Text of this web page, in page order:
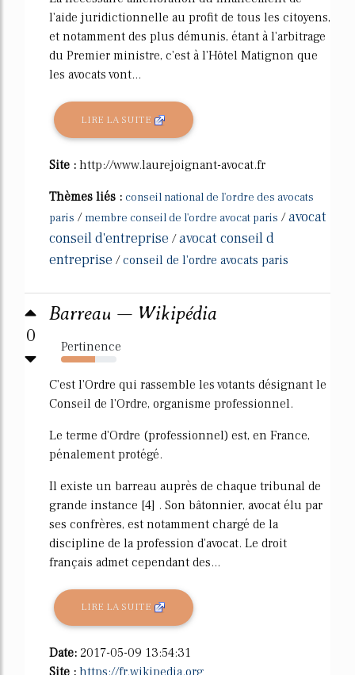
l'aide juridictionnelle au profit de tous les citoyens,
et notamment des plus démunis, étant à l'arbitrage
du Premier ministre, c'est à l'Hôtel Matignon que
les avocats vont...
LIRE LA SUITE
Site : http://www.laurejoignant-avocat.fr
Thèmes liés : conseil national de l'ordre des avocats
paris / membre conseil de l'ordre avocat paris /avocat
conseil d'entreprise /avocat conseil d
entreprise /conseil de l'ordre avocats paris
0
Barreau — Wikipédia
Pertinence
61%
C'est l'Ordre qui rassemble les votants désignant le
Conseil de l'Ordre, organisme professionnel.
Le terme d'Ordre (professionnel) est, en France,
pénalement protégé.
Il existe un barreau auprès de chaque tribunal de
grande instance [4] . Son bâtonnier, avocat élu par
ses confrères, est notamment chargé de la
discipline de la profession d'avocat. Le droit
français admet cependant des...
LIRE LA SUITE
Date: 2017-05-09 13:54:31
Site : https://fr.wikipedia.org